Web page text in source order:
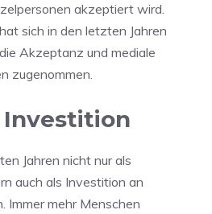
akzeptiert wird.
sich in den letzten Jahren
Akzeptanz und mediale
zugenommen.
Investition
Jahren nicht nur als
auch als Investition an
Immer mehr Menschen